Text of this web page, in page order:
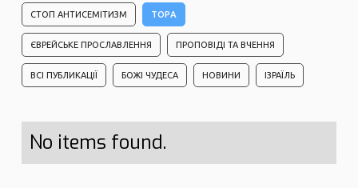
No items found.
СТОП АНТИСЕМІТИЗМ ТОРА
ЄВРЕЙСЬКЕ ПРОСЛАВЛЕННЯ ПРОПОВІДІ ТА ВЧЕННЯ
ВСІ ПУБЛИКАЦІЇ БОЖІ ЧУДЕСА НОВИНИ ІЗРАЇЛЬ